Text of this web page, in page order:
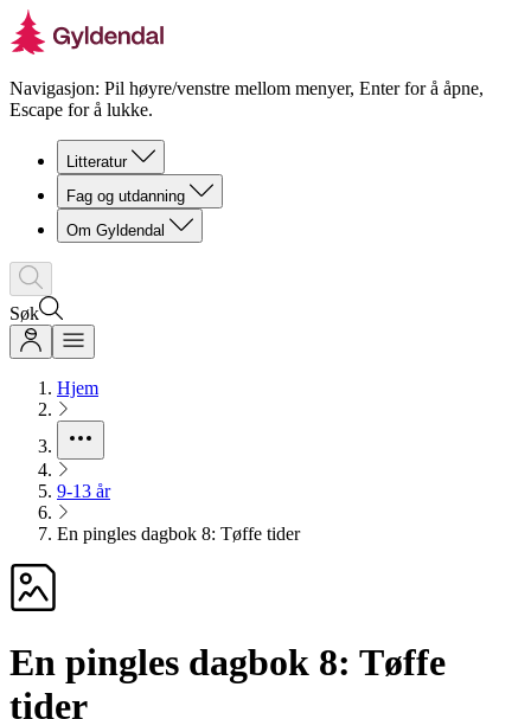
Navigasjon: Pil høyre/venstre mellom menyer, Enter for å åpne,
Escape for å lukke.
Litteratur
Fag og utdanning
Om Gyldendal
Søk
Hjem
9-13 år
En pingles dagbok 8: Tøffe tider
En pingles dagbok 8: Tøffe
tider